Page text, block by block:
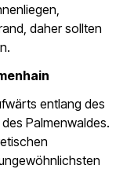
daher sollten
entlang des
Palmenwaldes.